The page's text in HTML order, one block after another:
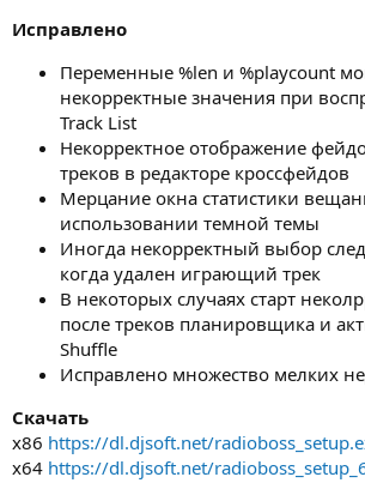
Исправлено
Переменные %len и %playcount
некорректные значения при
Track List
Некорректное отображение
треков в редакторе кроссфейдов
Мерцание окна статистики
использовании темной темы
Иногда некорректный выбор
когда удален играющий трек
В некоторых случаях старт
после треков планировщика и
Shuffle
Исправлено множество мелких
Скачать
x86 https://dl.djsoft.net/
x64 https://dl.djsoft.net/